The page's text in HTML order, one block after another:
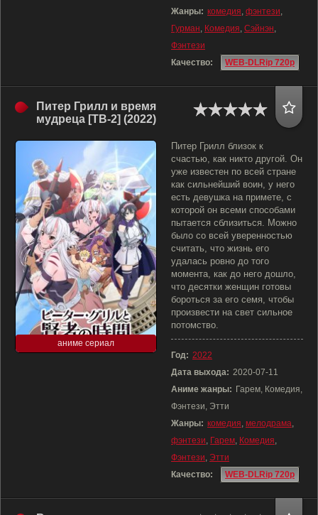
Жанры: комедия, фэнтези,
Гурман, Комедия, Сэйнэн,
Фэнтези
Качество:
WEB-DLRip 720p
Питер Грилл и время
мудреца [ТВ-2] (2022)
аниме сериал
Питер Грилл близок к
счастью, как никто другой. Он
уже известен по всей стране
как сильнейший воин, у него
есть девушка на примете, с
которой он всеми способами
пытается сблизиться. Можно
было со всей уверенностью
считать, что жизнь его
удалась ровно до того
момента, как до него дошло,
что десятки женщин готовы
бороться за его семя, чтобы
произвести на свет сильное
потомство.
Год: 2022
Дата выхода: 2020-07-11
Аниме жанры: Гарем, Комедия,
Фэнтези, Этти
Жанры: комедия, мелодрама,
фэнтези, Гарем, Комедия,
Фэнтези, Этти
Качество:
WEB-DLRip 720p